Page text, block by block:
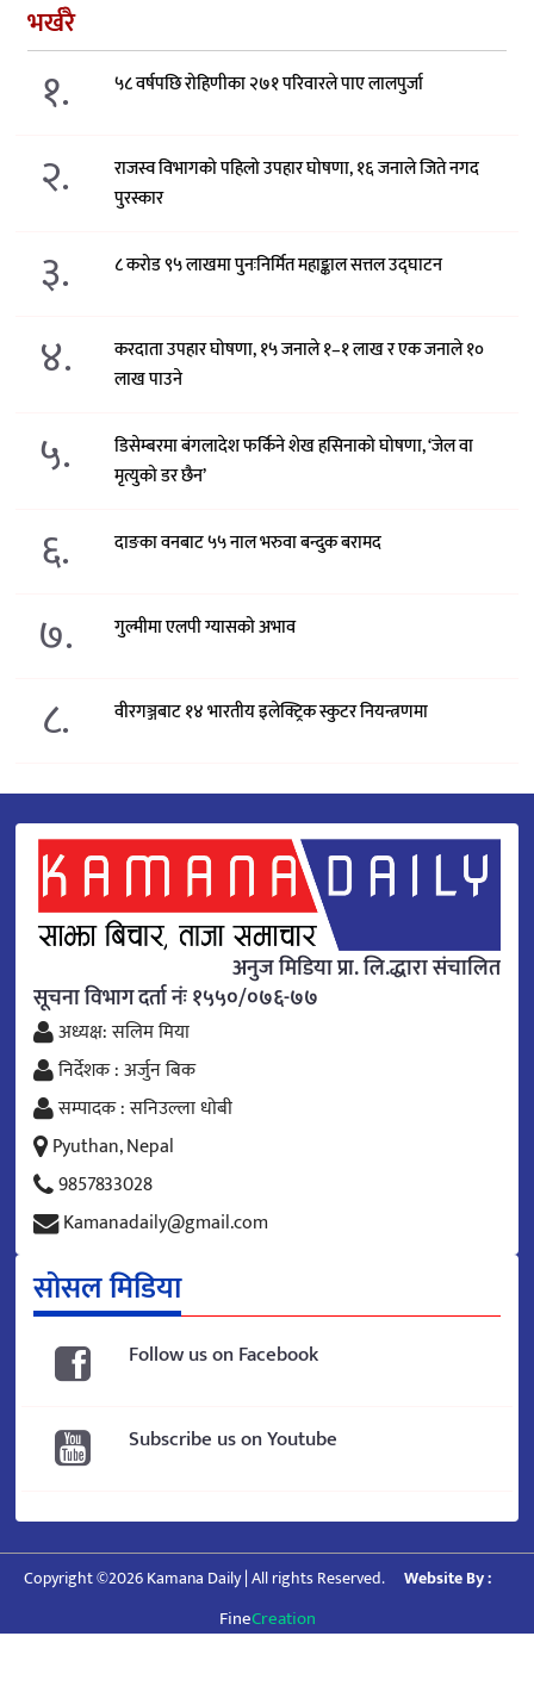
भर्खरै
१. ५८ वर्षपछि रोहिणीका २७१ परिवारले पाए लालपुर्जा
२.
राजस्व विभागको पहिलो उपहार घोषणा, १६ जनाले जिते नगद
पुरस्कार
३. ८ करोड ९५ लाखमा पुनःनिर्मित महाङ्काल सत्तल उद्घाटन
४.
करदाता उपहार घोषणा, १५ जनाले १–१ लाख र एक जनाले १०
लाख पाउने
५.
डिसेम्बरमा बंगलादेश फर्किने शेख हसिनाको घोषणा, ‘जेल वा
मृत्युको डर छैन’
६. दाङका वनबाट ५५ नाल भरुवा बन्दुक बरामद
७. गुल्मीमा एलपी ग्यासको अभाव
८. वीरगञ्जबाट १४ भारतीय इलेक्ट्रिक स्कुटर नियन्त्रणमा
अनुज मिडिया प्रा. लि.द्धारा संचालित
सूचना विभाग दर्ता नंः १५५०/०७६-७७
अध्यक्ष: सलिम मिया
निर्देशक : अर्जुन बिक
सम्पादक : सनिउल्ला धोबी
Pyuthan, Nepal
9857833028
Kamanadaily@gmail.com
सोसल मिडिया
Follow us on Facebook
Subscribe us on Youtube
Copyright ©2026 Kamana Daily | All rights Reserved. Website By :
FineCreation